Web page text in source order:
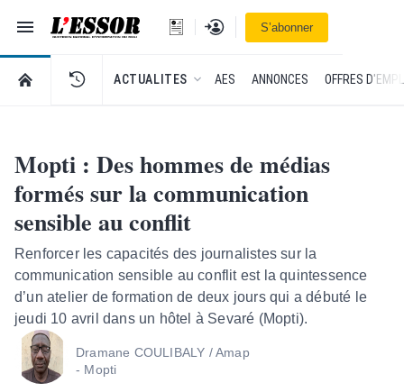
Navigation
L'Essor - retour à la une
Se connecterS’abonner
RETOUR À LA PAGE D’ACCUEIL DE L'ESSOR
ACTUALITES AES ANNONCES OFFRES
Mopti : Des hommes de médias
formés sur la communication
sensible au conflit
Renforcer les capacités des journalistes sur la
communication sensible au conflit est la quintessence
d’un atelier de formation de deux jours qui a débuté le
jeudi 10 avril dans un hôtel à Sevaré (Mopti).
Dramane COULIBALY / Amap
- Mopti